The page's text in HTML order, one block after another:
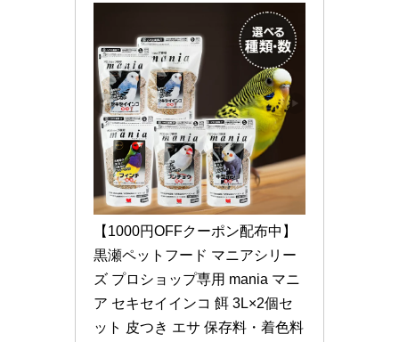
【1000円OFFクーポン配布中】
黒瀬ペットフード マニアシリー
ズ プロショップ専用 mania マニ
ア セキセイインコ 餌 3L×2個セ
ット 皮つき エサ 保存料・着色料